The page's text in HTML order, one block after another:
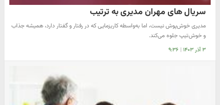
سریال های مهران مدیری به ترتیب
مدیری خوش‌پوش نیست، اما به‌واسطه کاریزمایی که در رفتار و گفتار دارد، همیشه جذاب
و خوش‌تیپ جلوه می‌کند.
۳ آذر ۱۴۰۳ | ۹:۳۶